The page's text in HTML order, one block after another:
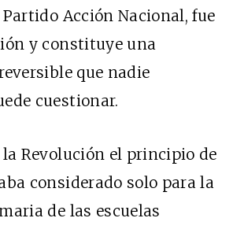
Acción Nacional, fue
y constituye una
que nadie
cuestionar.
Revolución el principio de
considerado solo para la
de las escuelas